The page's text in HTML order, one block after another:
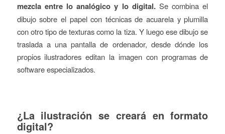
mezcla entre lo analógico y lo digital.Se combina el
dibujo sobre el papel con técnicas de acuarela y plumilla
con otro tipo de texturas como la tiza. Y luego ese dibujo se
traslada a una pantalla de ordenador, desde dónde los
propios ilustradores editan la imagen con programas de
software especializados.
¿La ilustración se creará en formato
digital?